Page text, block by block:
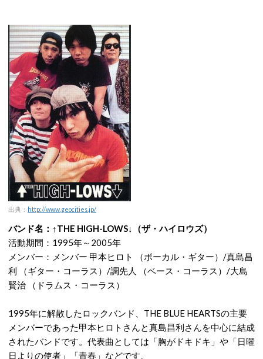
出典： http://www.geocities.jp/
バンド名：↑THE HIGH-LOWS↓（ザ・ハイロウズ）
活動期間：1995年～2005年
メンバー：メンバー 甲本ヒロト （ボーカル・ギター）/真島昌
利 （ギター・コーラス）/調先人 （ベース・コーラス）/大島
賢治 （ドラムス・コーラス）
1995年に解散したロックバンド、THE BLUE HEARTSの主要
メンバーであった甲本ヒロトさんと真島昌利さんを中心に結成
されたバンドです。代表曲としては「胸がドキドキ」や「日曜
日よりの使者」「青春」などです。